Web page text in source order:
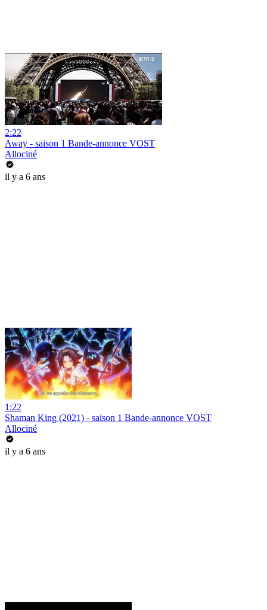
2:22
Away - saison 1 Bande-annonce VOST
Allociné
il y a 6 ans
1:22
Shaman King (2021) - saison 1 Bande-annonce VOST
Allociné
il y a 6 ans